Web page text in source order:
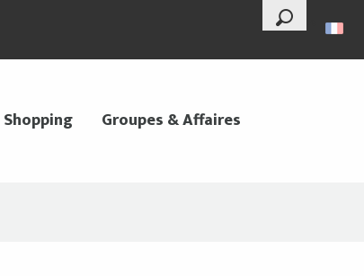
--°
Recherche
Shopping Groupes & Affaires